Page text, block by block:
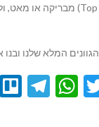
המלא שלנו
Twitter